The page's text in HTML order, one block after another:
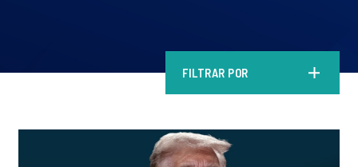
FILTRAR POR